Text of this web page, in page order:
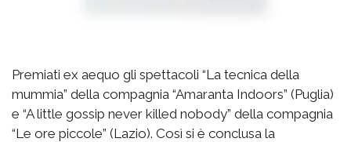
Premiati ex aequo gli spettacoli “La tecnica della
mummia” della compagnia “Amaranta Indoors” (Puglia)
e “A little gossip never killed nobody” della compagnia
“Le ore piccole” (Lazio). Così si è conclusa la